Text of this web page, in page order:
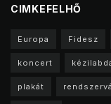
CIMKEFELHŐ
Europa Fidesz
koncert
plakát